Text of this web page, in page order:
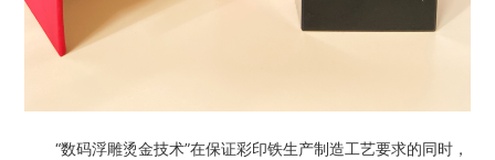
“数码浮雕烫金技术”在保证彩印铁生产制造工艺要求的同时，